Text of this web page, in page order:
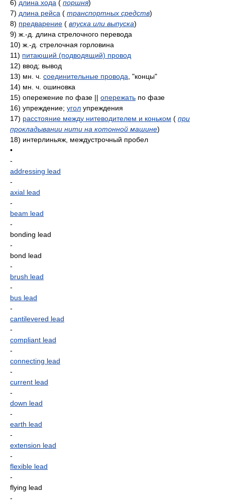
6) длина хода ( поршня)
7) длина рейса ( транспортных средств)
8) предварение ( впуска или выпуска)
9) ж.-д. длина стрелочного перевода
10) ж.-д. стрелочная горловина
11) питающий (подводящий) провод
12) ввод; вывод
13) мн. ч. соединительные провода , "концы"
14) мн. ч. ошиновка
15) опережение по фазе || опережать по фазе
16) упреждение; угол упреждения
17) расстояние между нитеводителем и коньком ( при
прокладывании нити на котонной машине)
18) интерлиньяж, междустрочный пробел
•
-
addressing lead
-
axial lead
-
beam lead
-
bonding lead
-
bond lead
-
brush lead
-
bus lead
-
cantilevered lead
-
compliant lead
-
connecting lead
-
current lead
-
down lead
-
earth lead
-
extension lead
-
flexible lead
-
flying lead
-